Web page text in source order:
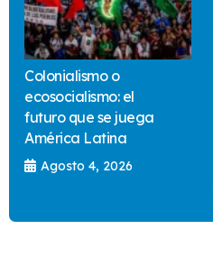
Colonialismo o
ecosocialismo: el
futuro que se juega
América Latina
Agosto 4, 2026